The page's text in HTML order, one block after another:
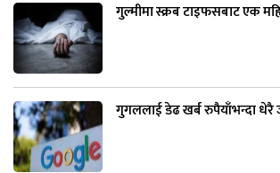
गुल्मीमा स्क्रब टाइफसबाट एक
गुगललाई डेढ खर्ब रुपैयाँभन्दा धेरै